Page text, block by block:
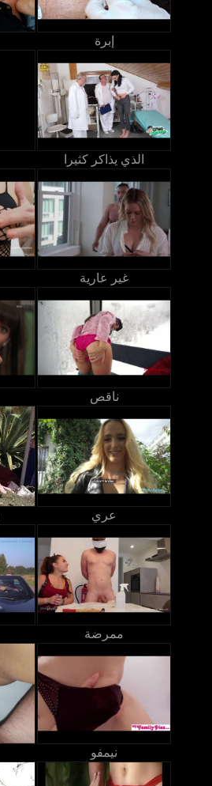
إبرة
الذي يذاكر كثيرا
غير عارية
ناقص
عري
ممرضة
نيمفو